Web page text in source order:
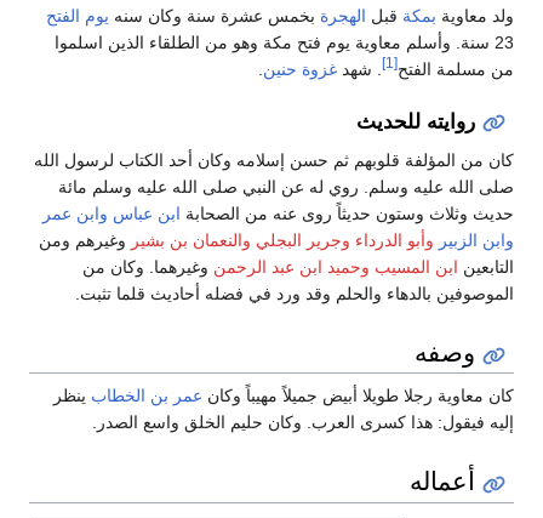
ولد معاوية بمكة قبل الهجرة بخمس عشرة سنة وكان سنه يوم الفتح
23 سنة. وأسلم معاوية يوم فتح مكة وهو من الطلقاء الذين اسلموا
من مسلمة الفتح[1] . شهد غزوة حنين.
روايته للحديث
كان من المؤلفة قلوبهم ثم حسن إسلامه وكان أحد الكتاب لرسول الله
صلى الله عليه وسلم. روي له عن النبي صلى الله عليه وسلم مائة
حديث وثلاث وستون حديثاً روى عنه من الصحابة ابن عباس وابن عمر
وابن الزبير وأبو الدرداء وجرير البجلي والنعمان بن بشير وغيرهم ومن
التابعين ابن المسيب وحميد ابن عبد الرحمن وغيرهما. وكان من
الموصوفين بالدهاء والحلم وقد ورد في فضله أحاديث قلما تثبت.
وصفه
كان معاوية رجلا طويلا أبيض جميلاً مهيباً وكان عمر بن الخطاب ينظر
إليه فيقول: هذا كسرى العرب. وكان حليم الخلق واسع الصدر.
أعماله